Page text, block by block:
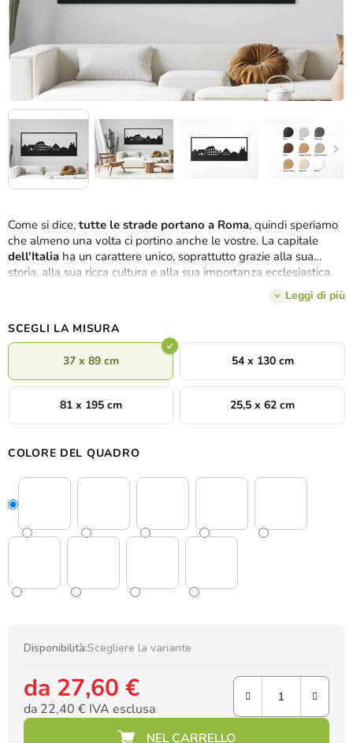
Come si dice, tutte le strade portano a Roma, quindi speriamo
che almeno una volta ci portino anche le vostre. La capitale
dell'Italia ha un carattere unico, soprattutto grazie alla sua
storia, alla sua ricca cultura e alla sua importanza ecclesiastica.
Abbiamo cercato di catturare l'anima della città eterna
attraverso i suoi monumenti più significativi. Il quadro in legno
e in diversi colori.
Leggi di più
SCEGLI LA MISURA
37 x 89 cm 54 x 130 cm
81 x 195 cm 25,5 x 62 cm
COLORE DEL QUADRO
Disponibilità:Scegliere la variante
da 27,60 €
da 22,40 € IVA esclusa
Prezzo della misura: